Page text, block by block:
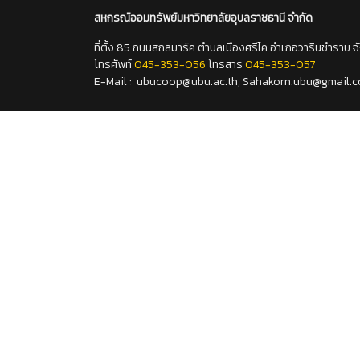
สหกรณ์ออมทรัพย์มหาวิทยาลัยอุบลราชธานีจำกัด
ที่ตั้ง 85 ถนนสถลมาร์ค ตำบลเมืองศรีไค อำเภอวารินชำราบ
โทรศัพท์045-353-056โทรสาร045-353-057
E-Mail : ubucoop@ubu.ac.th,